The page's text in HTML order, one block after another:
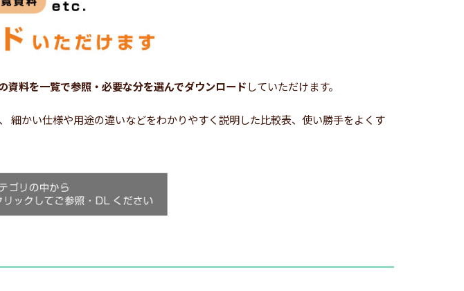
資料を一覧で参照・必要な分を選んでダウンロードしていただけます。
かい仕様や用途の違いなどをわかりやすく説明した比較表、使い勝手をよくす